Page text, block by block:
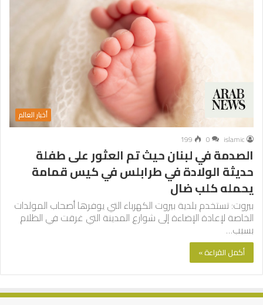
أخبار العالم
islamic
0
199
الصدمة في لبنان حيث تم العثور على طفلة
حديثة الولادة في طرابلس في كيس قمامة
يحمله كلب ضال
بيروت: تستخدم بلدية بيروت الكهرباء التي يوفرها أصحاب المولدات
الخاصة لإعادة الإضاءة إلى شوارع المدينة التي غرقت في الظلام
بسبب…
أكمل القراءة »